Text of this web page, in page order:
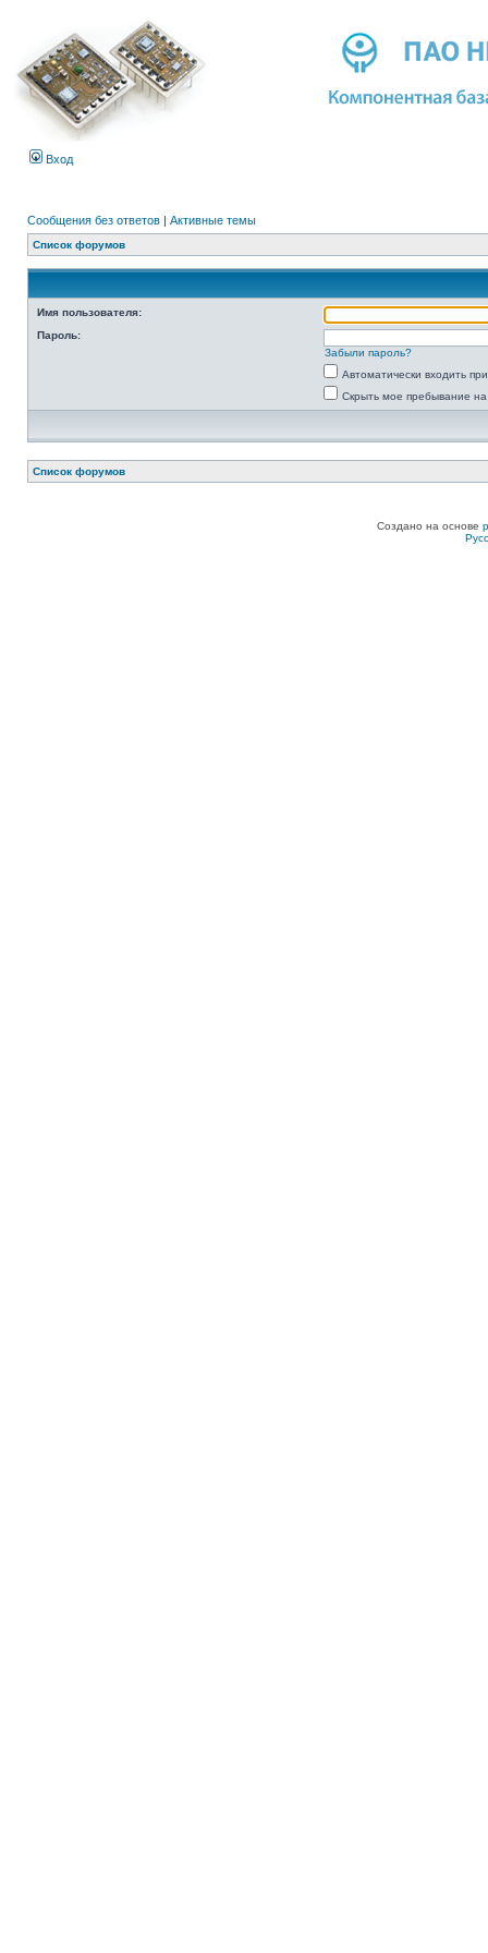
Вход
Сообщения без ответов | Активные темы
Список форумов
Имя пользователя:
Пароль:
Забыли пароль?
Автоматически входить
Скрыть мое пребывание
Список форумов
Создано на основе